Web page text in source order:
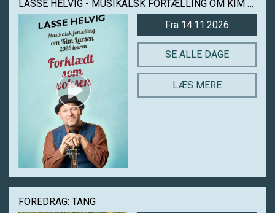
LASSE HELVIG - MUSIKALSK FORTÆLLING OM KIM LARSEN
Fra 14.11.2026
SE ALLE DAGE
LÆS MERE
FOREDRAG: TANG